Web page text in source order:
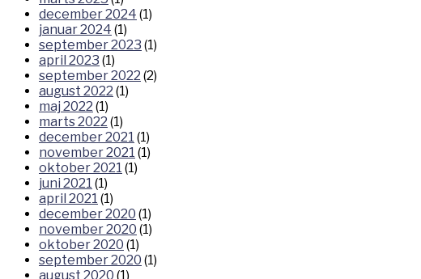
december 2024 (1)
januar 2024 (1)
september 2023 (1)
april 2023 (1)
september 2022 (2)
august 2022 (1)
maj 2022 (1)
marts 2022 (1)
december 2021 (1)
november 2021 (1)
oktober 2021 (1)
juni 2021 (1)
april 2021 (1)
december 2020 (1)
november 2020 (1)
oktober 2020 (1)
september 2020 (1)
august 2020 (1)